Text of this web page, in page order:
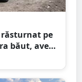
răsturnat pe
băut, avea
era